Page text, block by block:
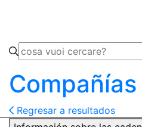
Regresar a resultados